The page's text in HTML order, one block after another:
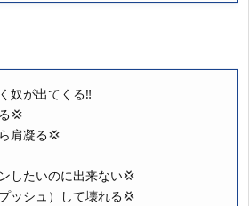
奴が出てくる‼️
💢
肩凝る💢
したいのに出来ない💢
ッシュ）して壊れる💢